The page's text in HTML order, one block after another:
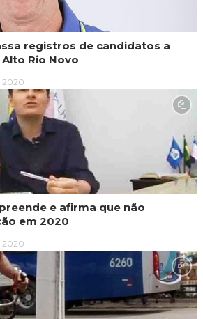
registros de candidatos a
Rio Novo
2020
e afirma que não
em 2020
2020